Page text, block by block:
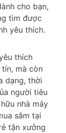
cho bạn,
tìm được
yêu thích.
thích
mà còn
dạng, thời
người tiêu
nhà máy
sắm tại
tận xưởng